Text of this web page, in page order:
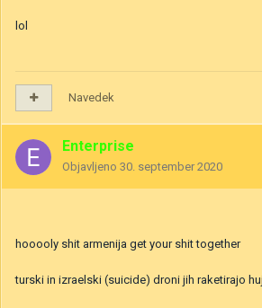
lol
Navedek
Enterprise
Objavljeno 30. september 2020
hooooly shit armenija get your shit together
turski in izraelski (suicide) droni jih raketirajo